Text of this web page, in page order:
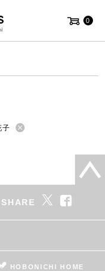
0
子
SHARE
HOBONICHI HOME